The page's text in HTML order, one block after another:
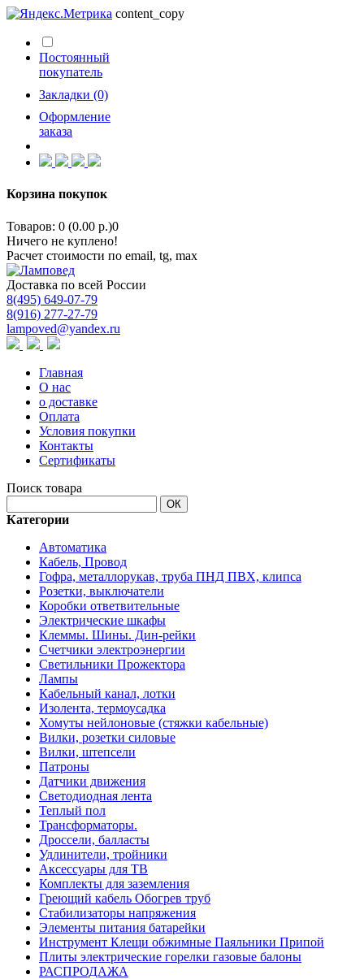
content_copy
Постоянный
покупатель
Закладки (0)
Оформление
заказа
Корзина покупок
Товаров: 0 (0.00 р.)0
Ничего не куплено!
Расчет стоимости по email, tg, max
Доставка по всей России
8(495) 649-07-79
8(916) 277-27-79
lampoved@yandex.ru
Главная
О нас
о доставке
Оплата
Условия покупки
Контакты
Сертификаты
Поиск товара
ОК
Категории
Автоматика
Кабель, Провод
Гофра, металлорукав, труба ПНД ПВХ, клипса
Розетки, выключатели
Коробки ответвительные
Электрические шкафы
Клеммы. Шины. Дин-рейки
Счетчики электроэнергии
Светильники Прожектора
Лампы
Кабельный канал, лотки
Изолента, термоусадка
Хомуты нейлоновые (стяжки кабельные)
Вилки, розетки силовые
Вилки, штепсели
Патроны
Датчики движения
Светодиодная лента
Теплый пол
Трансформаторы.
Дроссели, балласты
Удлинители, тройники
Аксессуары для ТВ
Комплекты для заземления
Греющий кабель Обогрев труб
Стабилизаторы напряжения
Элементы питания батарейки
Инструмент Клещи обжимные Паяльники Припой
Плиты электрические горелки газовые балоны
РАСПРОДАЖА